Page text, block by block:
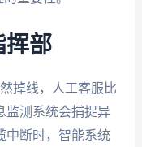
挥部
掉线，人工客服比
监测系统会捕捉异
中断时，智能系统